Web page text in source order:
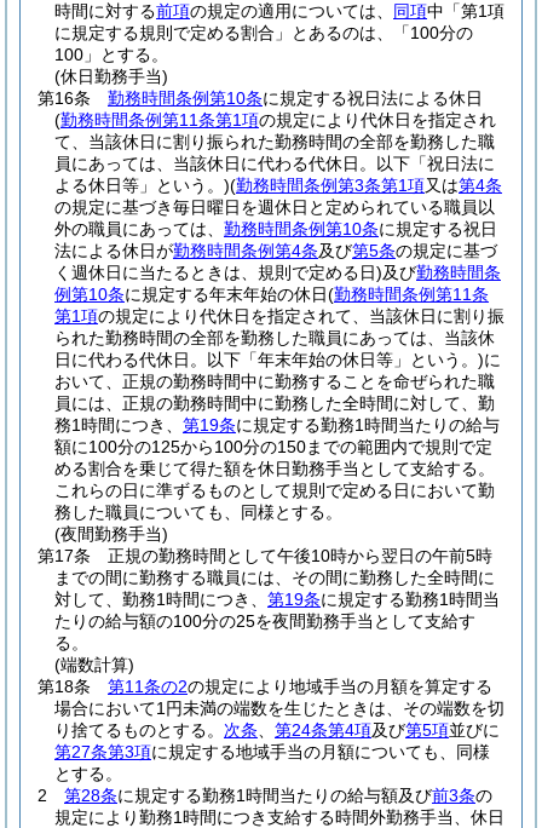
時間に対する前項の規定の適用については、 同項中「第1項
に規定する規則で定める割合」とあるのは、「100分の
100」とする。
(休日勤務手当)
第16条
勤務時間条例第10条に規定する祝日法による休日
(勤務時間条例第11条第1項の規定により代休日を指定され
て、当該休日に割り振られた勤務時間の全部を勤務した職
員にあっては、当該休日に代わる代休日。以下「祝日法に
よる休日等」という。)(勤務時間条例第3条第1項又は第4条
の規定に基づき毎日曜日を週休日と定められている職員以
外の職員にあっては、 勤務時間条例第10条に規定する祝日
法による休日が勤務時間条例第4条及び第5条の規定に基づ
く週休日に当たるときは、規則で定める日)及び勤務時間条
例第10条に規定する年末年始の休日(勤務時間条例第11条
第1項の規定により代休日を指定されて、当該休日に割り振
られた勤務時間の全部を勤務した職員にあっては、当該休
日に代わる代休日。以下「年末年始の休日等」という。)に
おいて、正規の勤務時間中に勤務することを命ぜられた職
員には、正規の勤務時間中に勤務した全時間に対して、勤
務1時間につき、 第19条に規定する勤務1時間当たりの給与
額に100分の125から100分の150までの範囲内で規則で定
める割合を乗じて得た額を休日勤務手当として支給する。
これらの日に準ずるものとして規則で定める日において勤
務した職員についても、同様とする。
(夜間勤務手当)
第17条
正規の勤務時間として午後10時から翌日の午前5時
までの間に勤務する職員には、その間に勤務した全時間に
対して、勤務1時間につき、 第19条に規定する勤務1時間当
たりの給与額の100分の25を夜間勤務手当として支給す
る。
(端数計算)
第18条
第11条の2の規定により地域手当の月額を算定する
場合において1円未満の端数を生じたときは、その端数を切
り捨てるものとする。 次条 第24条第4項及び第5項並びに
第27条第3項に規定する地域手当の月額についても、同様
とする。
2
第28条に規定する勤務1時間当たりの給与額及び前3条の
規定により勤務1時間につき支給する時間外勤務手当、休日